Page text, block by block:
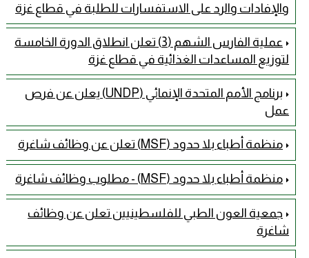
والإفادات والرد على الاستفسارات للطلبة في قطاع غزة
عملية الفارس الشهم (3) تعلن انطلاق الدورة الخامسة
لتوزيع المساعدات الغذائية في قطاع غزة
برنامج الأمم المتحدة الإنمائي (UNDP) يعلن عن فرص
عمل
منظمة أطباء بلا حدود (MSF) تعلن عن وظائف شاغرة
منظمة أطباء بلا حدود (MSF) - مطلوب وظائف شاغرة
جمعية العون الطبي للفلسطينيين تعلن عن وظائف
شاغرة